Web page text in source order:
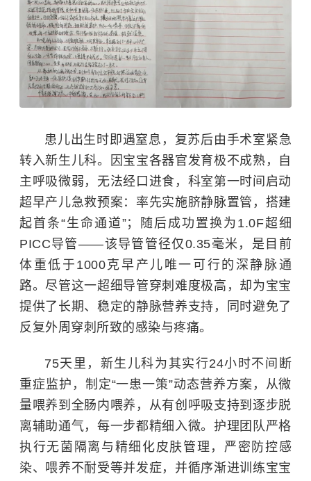
患儿出生时即遇窒息，复苏后由手术室紧急
转入新生儿科。因宝宝各器官发育极不成熟，自
主呼吸微弱，无法经口进食，科室第一时间启动
超早产儿急救预案：率先实施脐静脉置管，搭建
起首条“生命通道”；随后成功置换为1.0F超细
PICC导管——该导管管径仅0.35毫米，是目前
体重低于1000克早产儿唯一可行的深静脉通
路。尽管这一超细导管穿刺难度极高，却为宝宝
提供了长期、稳定的静脉营养支持，同时避免了
反复外周穿刺所致的感染与疼痛。
75天里，新生儿科为其实行24小时不间断
重症监护，制定“一患一策”动态营养方案，从微
量喂养到全肠内喂养，从有创呼吸支持到逐步脱
离辅助通气，每一步都精细入微。护理团队严格
执行无菌隔离与精细化皮肤管理，严密防控感
染、喂养不耐受等并发症，并循序渐进训练宝宝